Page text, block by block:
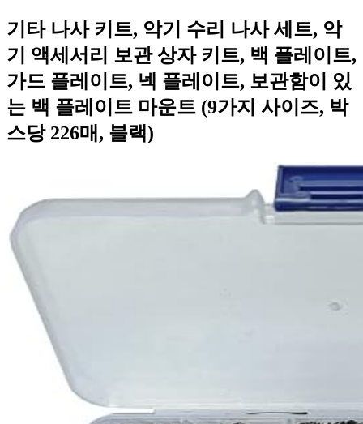
기타 나사 키트, 악기 수리 나사 세트, 악
기 액세서리 보관 상자 키트, 백 플레이트,
가드 플레이트, 넥 플레이트, 보관함이 있
는 백 플레이트 마운트 (9가지 사이즈, 박
스당 226매, 블랙)